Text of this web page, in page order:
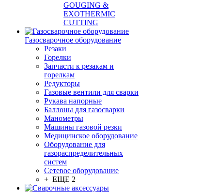
GOUGING &
EXOTHERMIC
CUTTING
Газосварочное оборудование
Резаки
Горелки
Запчасти к резакам и
горелкам
Редукторы
Газовые вентили для сварки
Рукава напорные
Баллоны для газосварки
Манометры
Машины газовой резки
Медицинское оборудование
Оборудование для
газораспределительных
систем
Сетевое оборудование
+ ЕЩЕ 2